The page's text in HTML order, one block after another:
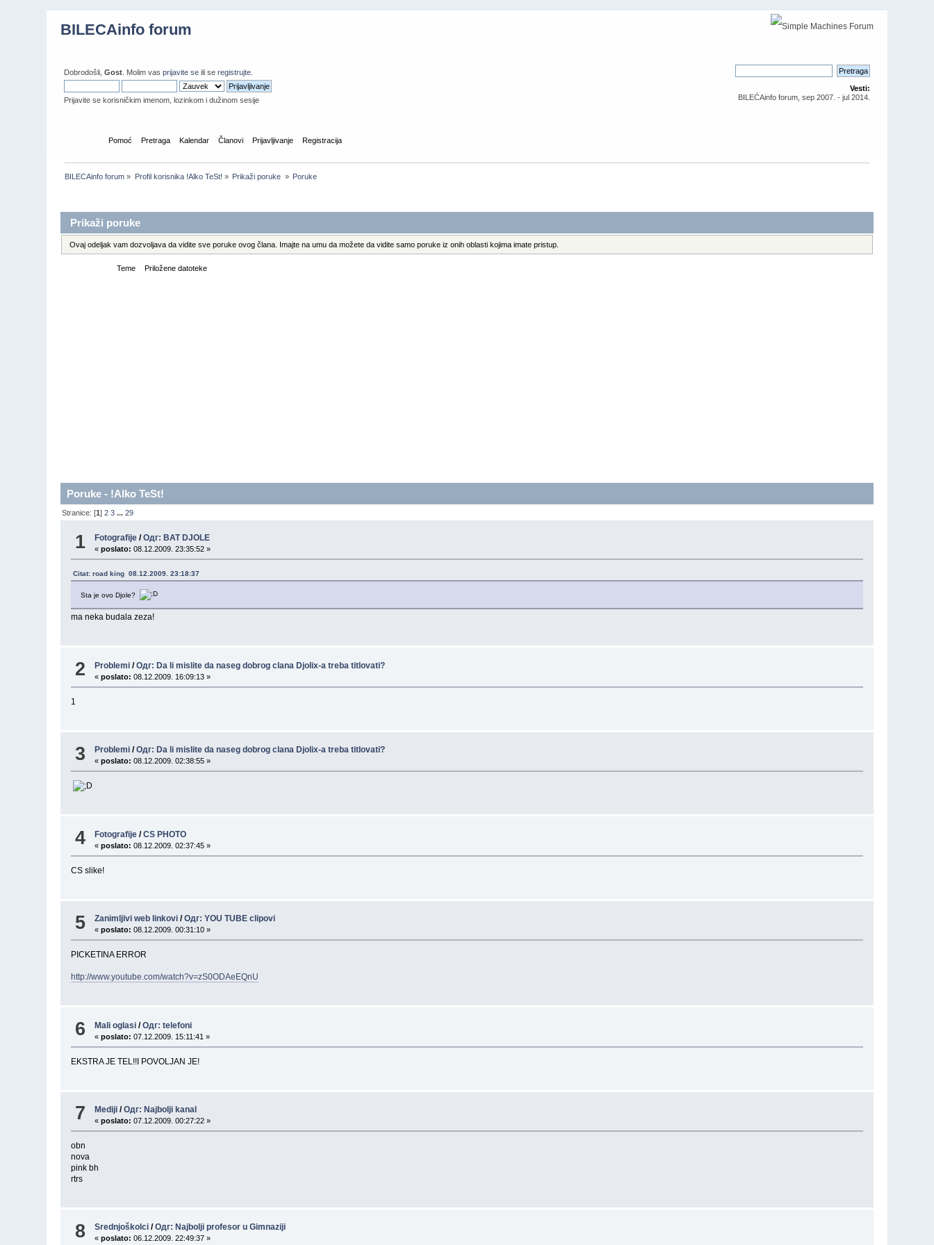
BILECAinfo forum
Dobrodošli,Gost . Molim vasprijavite se ili seregistrujte
Prijavite se korisničkim imenom, lozinkom i dužinom sesije
Vesti:
BILEĆAinfo forum, sep 2007. - jul 2014.
Pomoć Pretraga Kalendar Članovi Prijavljivanje Registracija
BILECAinfo forum » Profil korisnika !Alko TeSt! » Prikaži poruke » Poruke
Prikaži poruke
Ovaj odeljak vam dozvoljava da vidite sve poruke ovog člana. Imajte na umu da možete da vidite samo poruke iz onih oblasti kojima imate pristup.
Teme Priložene datoteke
Poruke - !Alko TeSt!
Stranice: [1]2 3 ...29
1 Fotografije /Одг: BAT DJOLE
«poslato: 08.12.2009. 23:35:52 »
Citat: road king 08.12.2009. 23:18:37
Sta je ovo Djole?
ma neka budala zeza!
2 Problemi /Одг: Da li mislite da naseg dobrog clana Djolix-a treba titlovati?
«poslato: 08.12.2009. 16:09:13 »
1
3 Problemi /Одг: Da li mislite da naseg dobrog clana Djolix-a treba titlovati?
«poslato: 08.12.2009. 02:38:55 »
4 Fotografije /CS PHOTO
«poslato: 08.12.2009. 02:37:45 »
CS slike!
5 Zanimljivi web linkovi /Одг: YOU TUBE clipovi
«poslato: 08.12.2009. 00:31:10 »
PICKETINA ERROR
http://www.youtube.com/watch?v=zS0ODAeEQnU
6 Mali oglasi /Одг: telefoni
«poslato: 07.12.2009. 15:11:41 »
EKSTRA JE TEL!!I POVOLJAN JE!
7 Mediji /Одг: Najbolji kanal
«poslato: 07.12.2009. 00:27:22 »
obn
nova
pink bh
rtrs
8 Srednjoškolci /Одг: Najbolji profesor u Gimnaziji
«poslato: 06.12.2009. 22:49:37 »